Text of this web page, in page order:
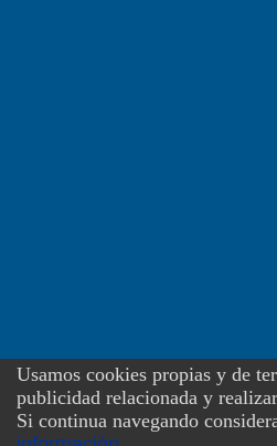
Usamos cookies propias y de
publicidad relacionada y
Si continua navegando